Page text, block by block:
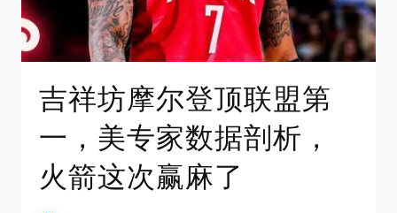
吉祥坊摩尔登顶联盟第
一，美专家数据剖析，
火箭这次赢麻了